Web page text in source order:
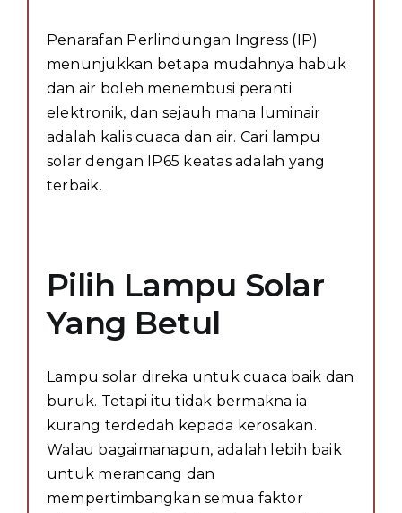
Penarafan Perlindungan Ingress (IP)
menunjukkan betapa mudahnya habuk
dan air boleh menembusi peranti
elektronik, dan sejauh mana luminair
adalah kalis cuaca dan air. Cari lampu
solar dengan IP65 keatas adalah yang
terbaik.
Pilih Lampu Solar
Yang Betul
Lampu solar direka untuk cuaca baik dan
buruk. Tetapi itu tidak bermakna ia
kurang terdedah kepada kerosakan.
Walau bagaimanapun, adalah lebih baik
untuk merancang dan
mempertimbangkan semua faktor